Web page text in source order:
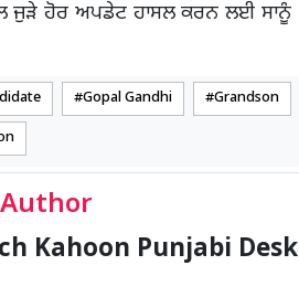
ਜੁੜੇ ਹੋਰ ਅਪਡੇਟ ਹਾਸਲ ਕਰਨ ਲਈ ਸਾਨੂੰ
Gopal Gandhi Grandson
Kahoon Punjabi Desk